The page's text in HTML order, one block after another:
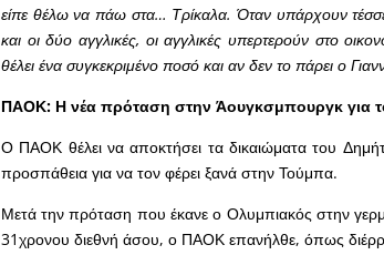
είπε θέλω να πάω στα… Τρίκαλα. Όταν υπάρχουν
και οι δύο αγγλικές, οι αγγλικές υπερτερούν στο
θέλει ένα συγκεκριμένο ποσό και αν δεν το πάρει ο
ΠΑΟΚ: Η νέα πρόταση στην Άουγκσμπουργκ για
Ο ΠΑΟΚ θέλει να αποκτήσει τα δικαιώματα του
προσπάθεια για να τον φέρει ξανά στην Τούμπα.
Μετά την πρόταση που έκανε ο Ολυμπιακός στην
31χρονου διεθνή άσου, ο ΠΑΟΚ επανήλθε, όπως